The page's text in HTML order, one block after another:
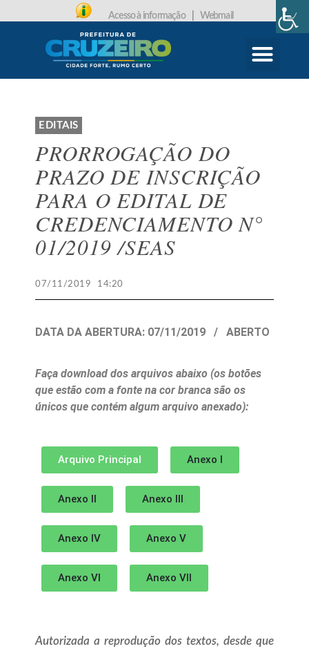
Acesso à informação Webmail
EDITAIS
PRORROGAÇÃO DO
PRAZO DE INSCRIÇÃO
PARA O EDITAL DE
CREDENCIAMENTO N°
01/2019 /SEAS
07/11/2019 14:20
DATA DA ABERTURA: 07/11/2019 / ABERTO
Faça download dos arquivos abaixo (os botões
que estão com a fonte na cor branca são os
únicos que contém algum arquivo anexado):
Arquivo Principal Anexo I
Anexo II Anexo III
Anexo IV Anexo V
Anexo VI Anexo VII
Autorizada a reprodução dos textos, desde que